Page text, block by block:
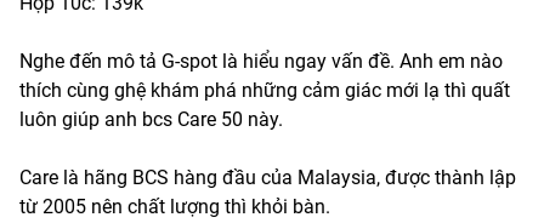
Nghe đến mô tả G-spot là hiểu ngay vấn đề. Anh em nào
thích cùng ghệ khám phá những cảm giác mới lạ thì quất
luôn giúp anh bcs Care 50 này.
Care là hãng BCS hàng đầu của Malaysia, được thành lập
từ 2005 nên chất lượng thì khỏi bàn.